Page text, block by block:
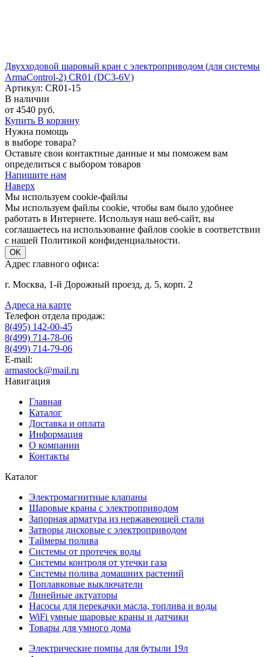
Двухходовой шаровый кран с электроприводом (для системы
ArmaControl-2) CR01 (DC3-6V)
Артикул: CR01-15
В наличии
от 4540 руб.
Купить В корзину
Нужна помощь
в выборе товара?
Оставьте свои контактные данные и мы поможем вам
определиться с выбором товаров
Напишите нам
Наверх
Мы используем cookie-файлы
Мы используем файлы cookie, чтобы вам было удобнее
работать в Интернете. Используя наш веб-сайт, вы
соглашаетесь на использование файлов cookie в соответствии
с нашей Политикой конфиденциальности.
OK
Адрес главного офиса:
г. Москва, 1-й Дорожный проезд, д. 5, корп. 2
Адреса на карте
Телефон отдела продаж:
8(495) 142-00-45
8(499) 714-78-06
8(499) 714-79-06
E-mail:
armastock@mail.ru
Навигация
Главная
Каталог
Доставка и оплата
Информация
О компании
Контакты
Каталог
Электромагнитные клапаны
Шаровые краны с электроприводом
Запорная арматура из нержавеющей стали
Затворы дисковые с электроприводом
Таймеры полива
Системы от протечек воды
Системы контроля от утечки газа
Системы полива домашних растений
Поплавковые выключатели
Линейные актуаторы
Насосы для перекачки масла, топлива и воды
WiFi умные шаровые краны и датчики
Товары для умного дома
Электрические помпы для бутыли 19л